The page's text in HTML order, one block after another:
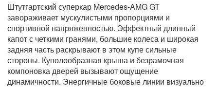
Штутгартский суперкар Mercedes-AMG GT
завораживает мускулистыми пропорциями и
спортивной напряженностью. Эффектный длинный
капот с четкими гранями, большие колеса и широкая
задняя часть раскрывают в этом купе сильные
стороны. Куполообразная крыша и безрамочная
компоновка дверей вызывают ощущение
динамичности. Энергичные боковые линии визуально